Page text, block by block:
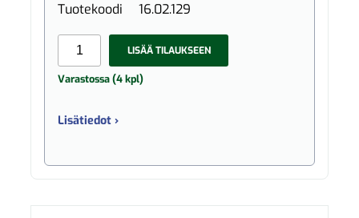
Tuotekoodi 16.02.129
LISÄÄ TILAUKSEEN
Varastossa (4 kpl)
Lisätiedot ›